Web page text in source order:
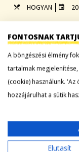
HOGYAN |
FONTOSNAK
A böngészési élmény
tartalmak
(cookie) használunk.
hozzájárulhat a sütik
Elutasít